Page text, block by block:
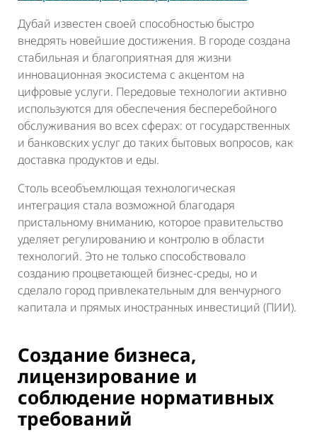
Дубай известен своей способностью быстро
внедрять новейшие достижения. В городе создана
стабильная и благоприятная для жизни
инновационная экосистема с акцентом на
цифровые услуги. Передовые технологии активно
используются для обеспечения бесперебойного
обслуживания во всех сферах: от государственных
и банковских услуг до таких бытовых вопросов, как
доставка продуктов и еды.
Столь всеобъемлющая технологическая
интеграция стала возможной благодаря
пристальному вниманию, которое правительство
уделяет регулированию и контролю в области
технологий. Это не только способствовало
созданию процветающей бизнес-среды, но и
сделало город привлекательным для венчурного
капитала и прямых иностранных инвестиций (ПИИ).
Создание бизнеса,
лицензирование и
соблюдение нормативных
требований